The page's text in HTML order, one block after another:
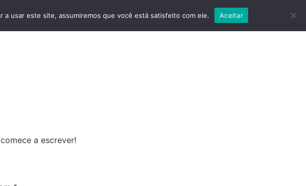
a escrever!
usar este site, assumiremos que você está satisfeito com ele. Aceitar